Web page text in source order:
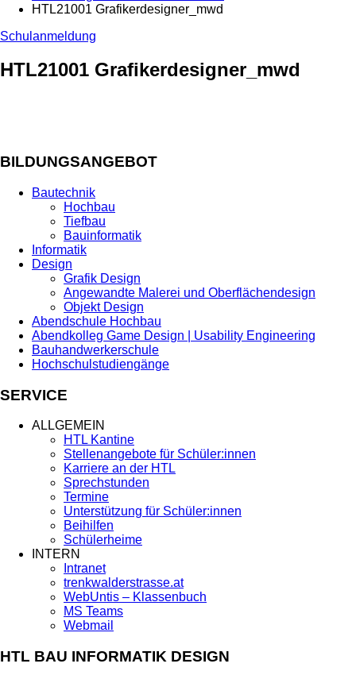
HTL21001 Grafikerdesigner_mwd
Schulanmeldung
HTL21001 Grafikerdesigner_mwd
BILDUNGSANGEBOT
Bautechnik
Hochbau
Tiefbau
Bauinformatik
Informatik
Design
Grafik Design
Angewandte Malerei und Oberflächendesign
Objekt Design
Abendschule Hochbau
Abendkolleg Game Design | Usability Engineering
Bauhandwerkerschule
Hochschulstudiengänge
SERVICE
ALLGEMEIN
HTL Kantine
Stellenangebote für Schüler:innen
Karriere an der HTL
Sprechstunden
Termine
Unterstützung für Schüler:innen
Beihilfen
Schülerheime
INTERN
Intranet
trenkwalderstrasse.at
WebUntis – Klassenbuch
MS Teams
Webmail
HTL BAU INFORMATIK DESIGN